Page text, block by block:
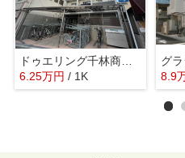
ドゥエリング千林商店街
6.25万円 / 1K
グ
8.9